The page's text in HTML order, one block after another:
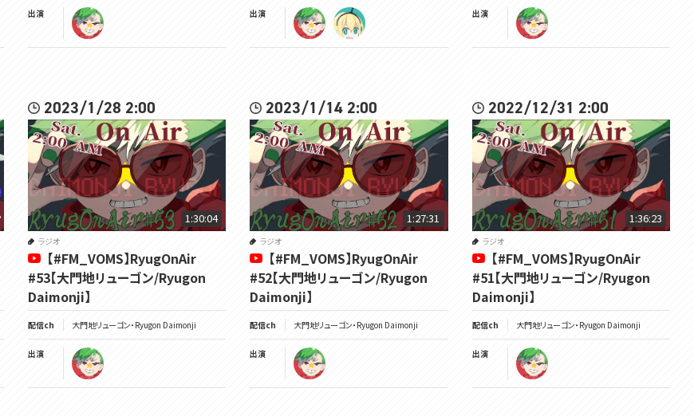
出演 出演 出演
2023/1/28 2:00
1:30:04
ラジオ
【#FM_VOMS】RyugOnAir
#53【大門地リューゴン/Ryugon
Daimonji】
配信ch 大門地リューゴン・Ryugon Daimonji
出演
2023/1/14 2:00
1:27:31
ラジオ
【#FM_VOMS】RyugOnAir
#52【大門地リューゴン/Ryugon
Daimonji】
配信ch 大門地リューゴン・Ryugon Daimonji
出演
2022/12/31 2:00
1:36:23
ラジオ
【#FM_VOMS】RyugOnAir
#51【大門地リューゴン/Ryugon
Daimonji】
配信ch 大門地リューゴン・Ryugon Daimonji
出演